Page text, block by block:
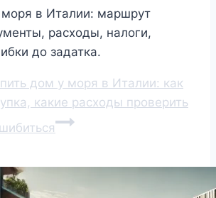
моря в Италии: маршрут
расходы, налоги,
до задатка.
дом у моря в Италии: как
какие расходы проверить